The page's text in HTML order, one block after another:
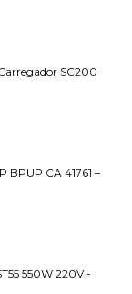
SC200
BPUP CA 41761 –
550W 220V -